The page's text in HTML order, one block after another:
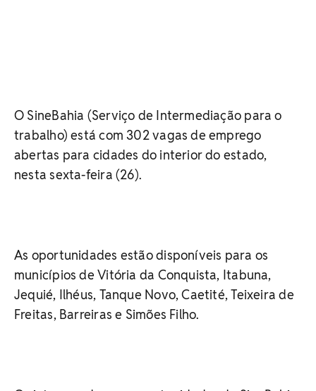
O SineBahia (Serviço de Intermediação para o
trabalho) está com 302 vagas de emprego
abertas para cidades do interior do estado,
nesta sexta-feira (26).
As oportunidades estão disponíveis para os
municípios de Vitória da Conquista, Itabuna,
Jequié, Ilhéus, Tanque Novo, Caetité, Teixeira de
Freitas, Barreiras e Simões Filho.